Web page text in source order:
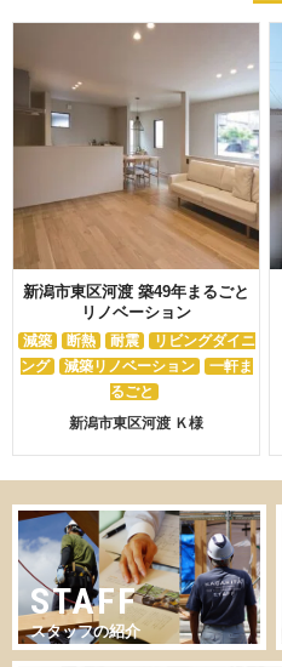
新潟市東区河渡 築49年まるごと
リノベーション
減築 断熱 耐震
リビングダイニ
ング
減築リノベーション
一軒ま
るごと
新潟市東区河渡 Ｋ様
STAFF
スタッフの紹介